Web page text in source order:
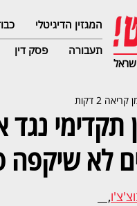
המגזין הדיגיטלי
תעבורה
פסק דין
תקדימי
לא שיקפה
קריאה 2 דקות
,